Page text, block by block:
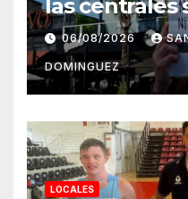
las centrales
contra la Ley
Mar del Plata
06/08/2026
DOMINGUEZ
LOCALES